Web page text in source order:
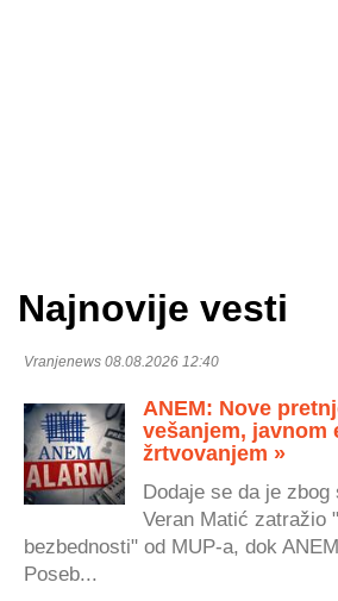
Najnovije vesti
Vranjenews 08.08.2026 12:40
ANEM: Nove
vešanjem, javnom
žrtvovanjem »
Dodaje se da je zbog
Veran Matić zatražio
bezbednosti" od MUP-a, dok
Poseb...